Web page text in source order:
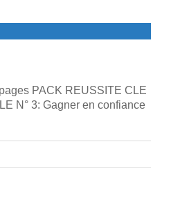
PACK REUSSITE CLE
N° 3: Gagner en confiance